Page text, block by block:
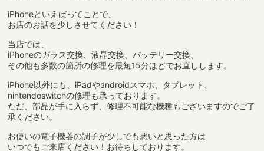
iPhoneといえばってことで、
お店のお話を少しさせてください！
当店では、
iPhoneのガラス交換、液晶交換、バッテリー交換、
その他も多数の箇所の修理を最短15分ほどでお直しします。
iPhone以外にも、iPadやandroidスマホ、タブレット、
nintendoswitchの修理も承っております。
ただ、部品が手に入らず、修理不可能な機種もございますのでご了
承ください。
お使いの電子機器の調子が少しでも悪いと思った方は
いつでもご来店ください！お待ちしております。